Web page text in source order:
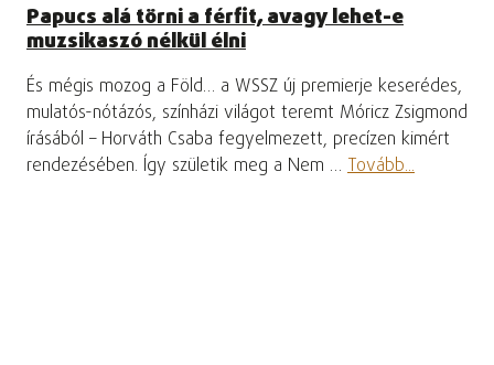
Papucs alá törni a férfit, avagy lehet-e
muzsikaszó nélkül élni
És mégis mozog a Föld… a WSSZ új premierje keserédes,
mulatós-nótázós, színházi világot teremt Móricz Zsigmond
írásából – Horváth Csaba fegyelmezett, precízen kimért
rendezésében. Így születik meg a Nem … Tovább...